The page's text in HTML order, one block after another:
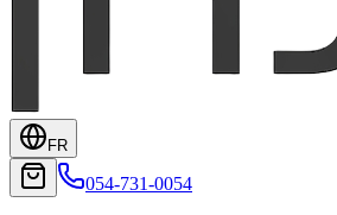
FR
054-731-0054